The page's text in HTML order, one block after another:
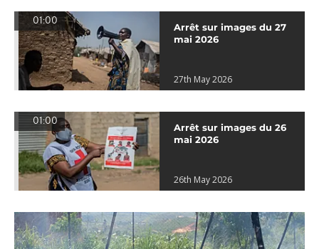
01:00
Arrêt sur images du 27
mai 2026
27th May 2026
01:00
Arrêt sur images du 26
mai 2026
26th May 2026